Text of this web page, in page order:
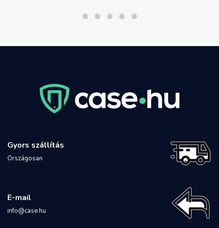
Gyors szállítás
Országosan
E-mail
info@case.hu